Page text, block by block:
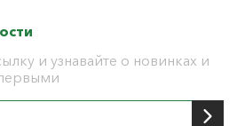
и узнавайте о новинках и